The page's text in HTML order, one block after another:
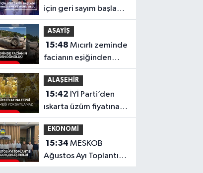
için geri sayım başladı!
Kadroya bomba
isimler dahil oldu
ASAYİŞ
15:48 Mıcırlı zeminde
facianın eşiğinden
dönüldü
ALAŞEHİR
15:42
ıskarta üzüm fiyatına
tepki 'Üreticinin
emeği yok sayılamaz'
EKONOMİ
15:34 MESKOB
Ağustos Ayı Toplantısı
Salihli’de